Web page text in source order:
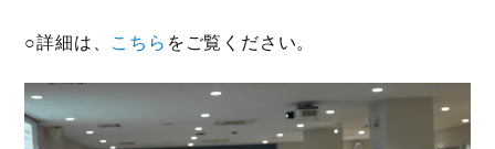
○詳細は、 こちら をご覧ください。